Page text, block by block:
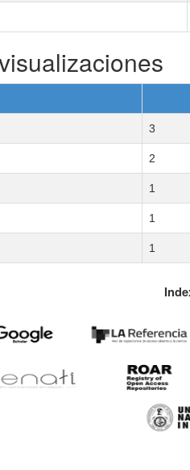
3
2
1
1
1